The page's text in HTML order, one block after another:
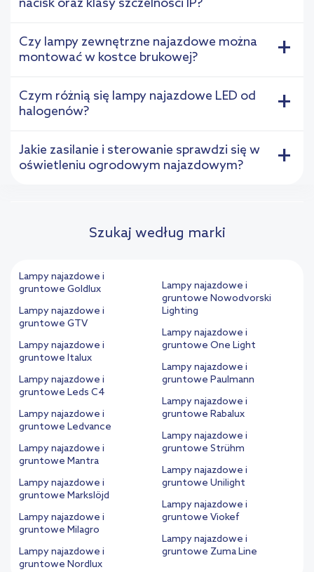
nacisk oraz klasy szczelności IP?
Czy lampy zewnętrzne najazdowe można
montować w kostce brukowej?
+
Czym różnią się lampy najazdowe LED od
halogenów?
+
Jakie zasilanie i sterowanie sprawdzi się w
oświetleniu ogrodowym najazdowym?
+
Szukaj według marki
Lampy najazdowe i
gruntowe Goldlux
Lampy najazdowe i
gruntowe GTV
Lampy najazdowe i
gruntowe Italux
Lampy najazdowe i
gruntowe Leds C4
Lampy najazdowe i
gruntowe Ledvance
Lampy najazdowe i
gruntowe Mantra
Lampy najazdowe i
gruntowe Markslöjd
Lampy najazdowe i
gruntowe Milagro
Lampy najazdowe i
gruntowe Nordlux
Lampy najazdowe i
gruntowe Nowodvorski
Lighting
Lampy najazdowe i
gruntowe One Light
Lampy najazdowe i
gruntowe Paulmann
Lampy najazdowe i
gruntowe Rabalux
Lampy najazdowe i
gruntowe Strühm
Lampy najazdowe i
gruntowe Unilight
Lampy najazdowe i
gruntowe Viokef
Lampy najazdowe i
gruntowe Zuma Line